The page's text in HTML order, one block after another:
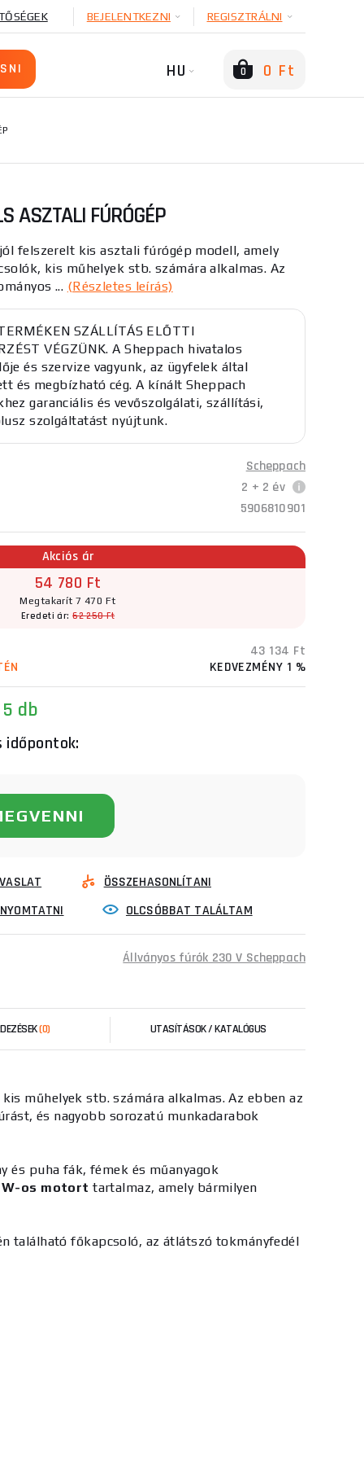
BEJELENTKEZNI REGISZTRÁLNI
HU 0 0 Ft
ASZTALI FÚRÓGÉP
jól felszerelt kis asztali fúrógép modell, amely
kis műhelyek stb. számára alkalmas. Az
... (Részletes leírás)
SZÁLLÍTÁS ELŐTTI
VÉGZÜNK. A Sheppach hivatalos
és szervize vagyunk, az ügyfelek által
és megbízható cég. A kínált Sheppach
garanciális és vevőszolgálati, szállítási,
szolgáltatást nyújtunk.
Scheppach
2 + 2 év
5906810901
Akciós ár
54 780 Ft
Megtakarít 7 470 Ft
Eredeti ár:62 250 Ft
43 134 Ft
KEDVEZMÉNY 1 %
db
időpontok:
ÖSSZEHASONLÍTANI
OLCSÓBBAT TALÁLTAM
Állványos fúrók 230 V Scheppach
(0) UTASÍTÁSOK / KATALÓGUS
műhelyek stb. számára alkalmas. Az ebben az
és nagyobb sorozatú munkadarabok
és puha fák, fémek és műanyagok
W-os motort tartalmaz, amely bármilyen
található főkapcsoló, az átlátszó tokmányfedél